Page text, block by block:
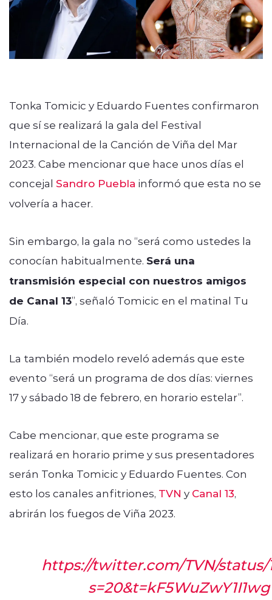
Tonka Tomicic y Eduardo Fuentes confirmaron
que sí se realizará la gala del Festival
Internacional de la Canción de Viña del Mar
2023. Cabe mencionar que hace unos días el
concejal Sandro Puebla informó que esta no se
volvería a hacer.
Sin embargo, la gala no “será como ustedes la
conocían habitualmente. Será una
transmisión especial con nuestros amigos
de Canal 13”, señaló Tomicic en el matinal Tu
Día.
La también modelo reveló además que este
evento “será un programa de dos días: viernes
17 y sábado 18 de febrero, en horario estelar”.
Cabe mencionar, que este programa se
realizará en horario prime y sus presentadores
serán Tonka Tomicic y Eduardo Fuentes. Con
esto los canales anfitriones, TVN y Canal 13,
abrirán los fuegos de Viña 2023.
https://twitter.com/TVN/status/